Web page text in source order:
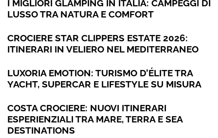
I MIGLIORI GLAMPING IN ITALIA: CAMPEGGI DI
LUSSO TRA NATURA E COMFORT
CROCIERE STAR CLIPPERS ESTATE 2026:
ITINERARI IN VELIERO NEL MEDITERRANEO
LUXORIA EMOTION: TURISMO D’ÉLITE TRA
YACHT, SUPERCAR E LIFESTYLE SU MISURA
COSTA CROCIERE: NUOVI ITINERARI
ESPERIENZIALI TRA MARE, TERRA E SEA
DESTINATIONS